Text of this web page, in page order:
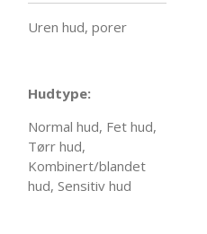
Uren hud, porer
Hudtype:
Normal hud, Fet hud,
Tørr hud,
Kombinert/blandet
hud, Sensitiv hud